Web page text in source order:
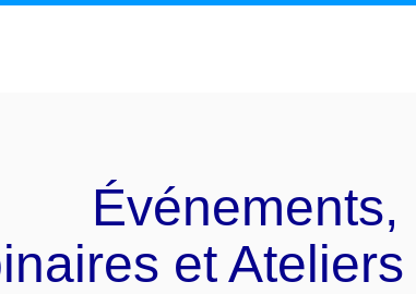
Événements,
et Ateliers